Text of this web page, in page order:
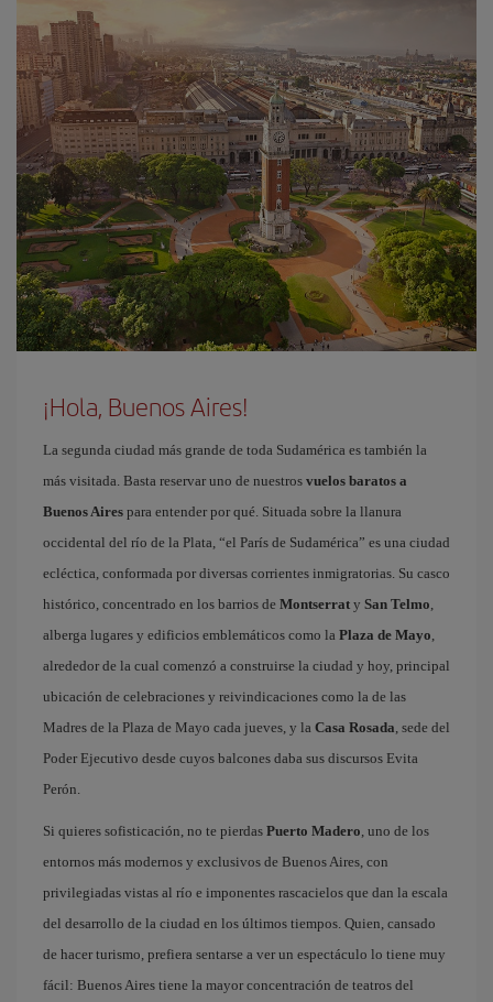
¡Hola, Buenos Aires!
La segunda ciudad más grande de toda Sudamérica es también la
más visitada. Basta reservar uno de nuestros vuelos baratos a
Buenos Aires para entender por qué. Situada sobre la llanura
occidental del río de la Plata, “el París de Sudamérica” es una ciudad
ecléctica, conformada por diversas corrientes inmigratorias. Su casco
histórico, concentrado en los barrios de Montserrat y San Telmo,
alberga lugares y edificios emblemáticos como la Plaza de Mayo,
alrededor de la cual comenzó a construirse la ciudad y hoy, principal
ubicación de celebraciones y reivindicaciones como la de las
Madres de la Plaza de Mayo cada jueves, y la Casa Rosada, sede del
Poder Ejecutivo desde cuyos balcones daba sus discursos Evita
Perón.
Si quieres sofisticación, no te pierdas Puerto Madero, uno de los
entornos más modernos y exclusivos de Buenos Aires, con
privilegiadas vistas al río e imponentes rascacielos que dan la escala
del desarrollo de la ciudad en los últimos tiempos. Quien, cansado
de hacer turismo, prefiera sentarse a ver un espectáculo lo tiene muy
fácil: Buenos Aires tiene la mayor concentración de teatros del